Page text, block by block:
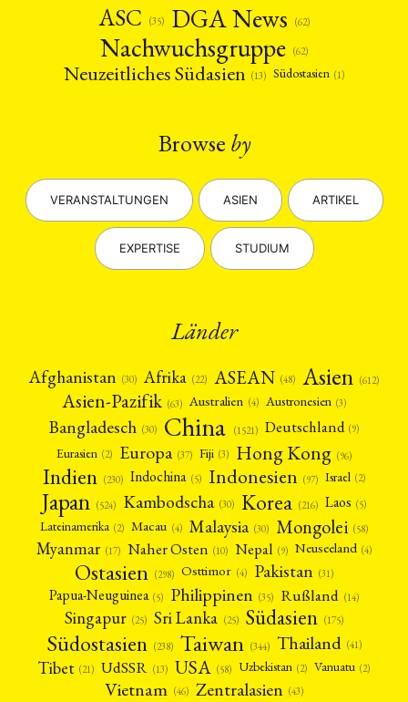
ASC
(35) DGA News (62)
Nachwuchsgruppe (62)
Neuzeitliches Südasien (13) Südostasien (1)
Browse by
VERANSTALTUNGEN ASIEN ARTIKEL
EXPERTISE STUDIUM
Länder
Afghanistan (30) Afrika (22) ASEAN (48) Asien (612)
Asien-Pazifik (63) Australien (4) Austronesien (3)
Bangladesch (30) China (1521) Deutschland (9)
Eurasien (2) Europa (37) Fiji (3) Hong Kong (96)
Indien (230) Indochina (5) Indonesien (97) Israel (2)
Japan (524) Kambodscha (30) Korea (216) Laos (5)
Lateinamerika (2) Macau (4) Malaysia (30) Mongolei (58)
Myanmar (17) Naher Osten (10) Nepal (9) Neuseeland (4)
Ostasien (298) Osttimor (4) Pakistan (31)
Papua-Neuguinea (5) Philippinen (35) Rußland (14)
Singapur (25) Sri Lanka (25) Südasien (175)
Südostasien (238) Taiwan (344) Thailand (41)
Tibet (21) UdSSR (13) USA (58) Uzbekistan (2) Vanuatu (2)
Vietnam (46) Zentralasien (43)